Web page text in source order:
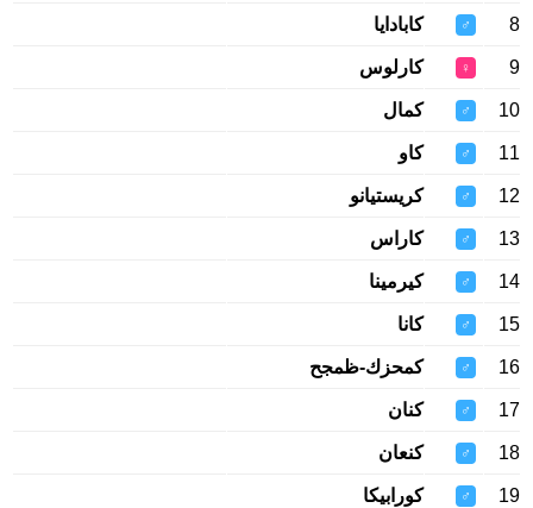
8
♂ كابادايا
9
♀ كارلوس
10
♂ كمال
11
♂ كاو
12
♂ كريستيانو
13
♂ كاراس
14
♂ كيرمينا
15
♂ كانا
16
♂ كمحزك-ظمجح
17
♂ كنان
18
♂ كنعان
19
♂ كورابيكا